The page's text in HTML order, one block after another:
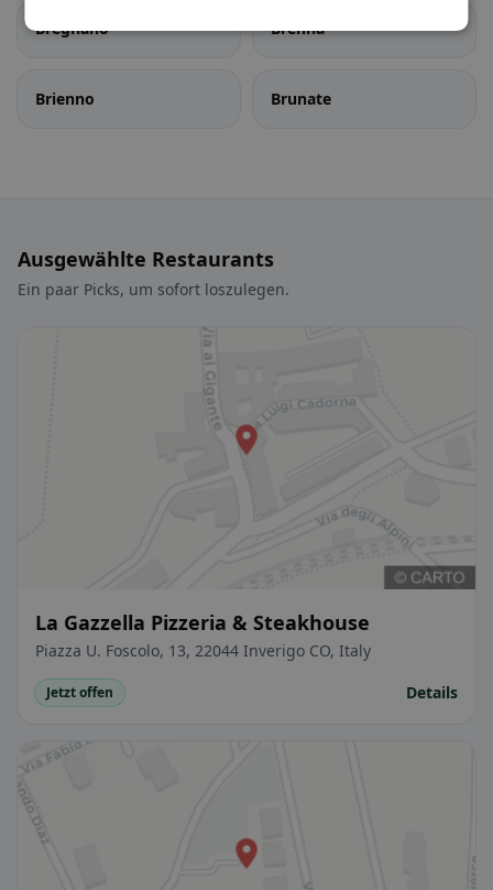
Bregnano Brenna
Brienno Brunate
Ausgewählte Restaurants
Ein paar Picks, um sofort loszulegen.
La Gazzella Pizzeria & Steakhouse
Piazza U. Foscolo, 13, 22044 Inverigo CO, Italy
Jetzt offen Details